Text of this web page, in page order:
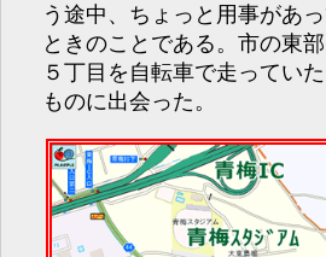
う途中、ちょっと用事があ
ときのことである。市の東
５丁目を自転車で走ってい
ものに出会った。